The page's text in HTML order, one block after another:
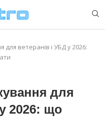
для ветеранів і УБД у 2026:
для
2026: що